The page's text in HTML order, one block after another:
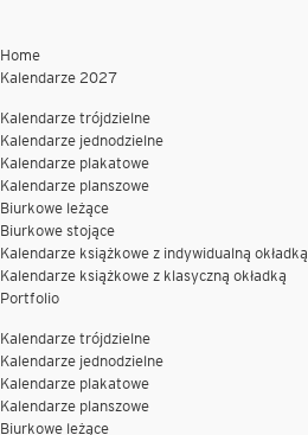
Home
Kalendarze 2027
Kalendarze trójdzielne
Kalendarze jednodzielne
Kalendarze plakatowe
Kalendarze planszowe
Biurkowe leżące
Biurkowe stojące
Kalendarze książkowe z indywidualną okładką
Kalendarze książkowe z klasyczną okładką
Portfolio
Kalendarze trójdzielne
Kalendarze jednodzielne
Kalendarze plakatowe
Kalendarze planszowe
Biurkowe leżące